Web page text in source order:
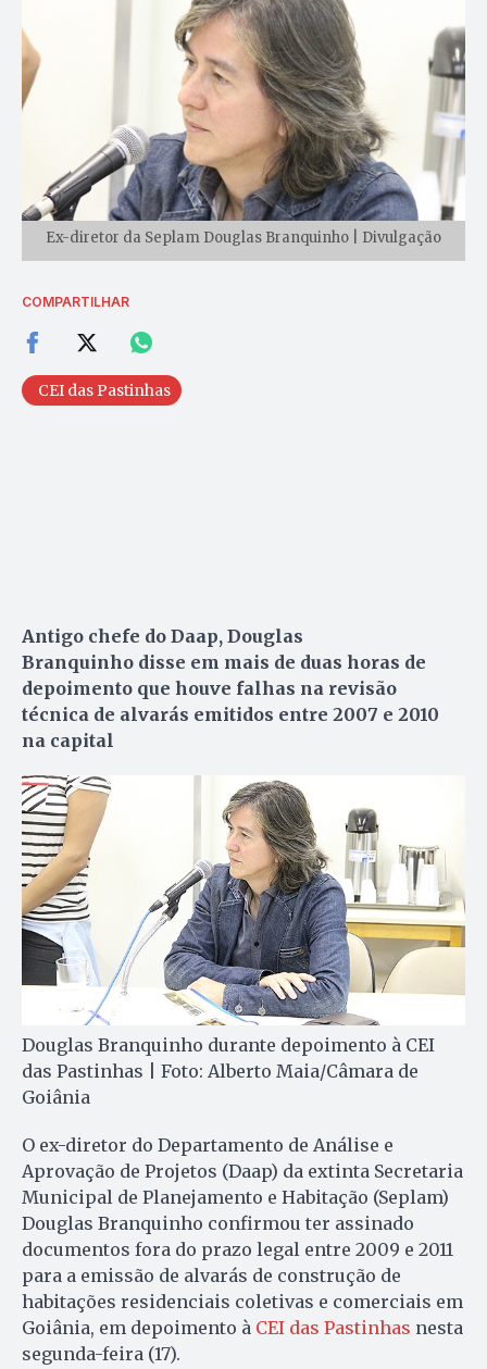
Ex-diretor da Seplam Douglas Branquinho | Divulgação
COMPARTILHAR
CEI das Pastinhas
Antigo chefe do Daap, Douglas
Branquinho disse em mais de duas horas de
depoimento que houve falhas na revisão
técnica de alvarás emitidos entre 2007 e 2010
na capital
Douglas Branquinho durante depoimento à CEI
das Pastinhas | Foto: Alberto Maia/Câmara de
Goiânia
O ex-diretor do Departamento de Análise e
Aprovação de Projetos (Daap) da extinta Secretaria
Municipal de Planejamento e Habitação (Seplam)
Douglas Branquinho confirmou ter assinado
documentos fora do prazo legal entre 2009 e 2011
para a emissão de alvarás de construção de
habitações residenciais coletivas e comerciais em
Goiânia, em depoimento à CEI das Pastinhas nesta
segunda-feira (17).